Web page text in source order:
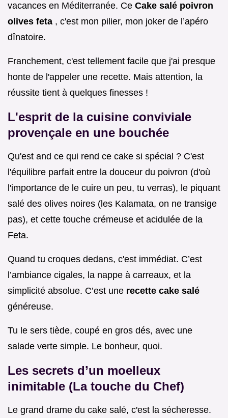
vacances en Méditerranée. Ce Cake salé poivron
olives feta , c'est mon pilier, mon joker de l’apéro
dînatoire.
Franchement, c'est tellement facile que j'ai presque
honte de l'appeler une recette. Mais attention, la
réussite tient à quelques finesses !
L'esprit de la cuisine conviviale
provençale en une bouchée
Qu'est and ce qui rend ce cake si spécial ? C'est
l'équilibre parfait entre la douceur du poivron (d'où
l'importance de le cuire un peu, tu verras), le piquant
salé des olives noires (les Kalamata, on ne transige
pas), et cette touche crémeuse et acidulée de la
Feta.
Quand tu croques dedans, c'est immédiat. C’est
l’ambiance cigales, la nappe à carreaux, et la
simplicité absolue. C’est une recette cake salé
généreuse.
Tu le sers tiède, coupé en gros dés, avec une
salade verte simple. Le bonheur, quoi.
Les secrets d’un moelleux
inimitable (La touche du Chef)
Le grand drame du cake salé, c'est la sécheresse.